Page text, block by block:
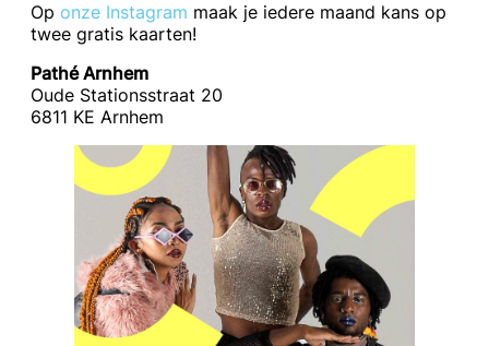
Op onze Instagram maak je iedere maand kans op
twee gratis kaarten!
Pathé Arnhem
Oude Stationsstraat 20
6811 KE Arnhem